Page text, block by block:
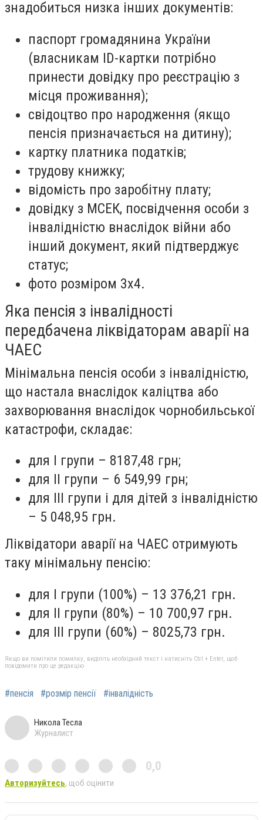
знадобиться низка інших документів:
паспорт громадянина України
(власникам ID-картки потрібно
принести довідку про реєстрацію з
місця проживання);
свідоцтво про народження (якщо
пенсія призначається на дитину);
картку платника податків;
трудову книжку;
відомість про заробітну плату;
довідку з МСЕК, посвідчення особи з
інвалідністю внаслідок війни або
інший документ, який підтверджує
статус;
фото розміром 3х4.
Яка пенсія з інвалідності
передбачена ліквідаторам аварії на
ЧАЕС
Мінімальна пенсія особи з інвалідністю,
що настала внаслідок каліцтва або
захворювання внаслідок чорнобильської
катастрофи, складає:
для І групи – 8187,48 грн;
для ІІ групи – 6 549,99 грн;
для ІІІ групи і для дітей з інвалідністю
– 5 048,95 грн.
Ліквідатори аварії на ЧАЕС отримують
таку мінімальну пенсію:
для І групи (100%) – 13 376,21 грн.
для ІІ групи (80%) – 10 700,97 грн.
для ІІІ групи (60%) – 8025,73 грн.
Якщо ви помітили помилку, виділіть необхідний текст і натисніть Ctrl + Enter, щоб
повідомити про це редакцію
#пенсія #розмір пенсії #інвалідність
Никола Тесла
Журналист
0,0
Авторизуйтесь, щоб оцінити